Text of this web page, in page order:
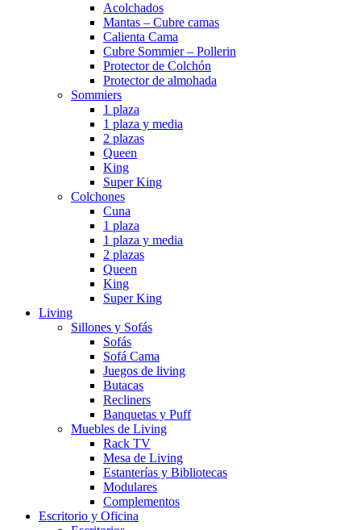
Acolchados
Mantas – Cubre camas
Calienta Cama
Cubre Sommier – Pollerin
Protector de Colchón
Protector de almohada
Sommiers
1 plaza
1 plaza y media
2 plazas
Queen
King
Super King
Colchones
Cuna
1 plaza
1 plaza y media
2 plazas
Queen
King
Super King
Living
Sillones y Sofás
Sofás
Sofá Cama
Juegos de living
Butacas
Recliners
Banquetas y Puff
Muebles de Living
Rack TV
Mesa de Living
Estanterías y Bibliotecas
Modulares
Complementos
Escritorio y Oficina